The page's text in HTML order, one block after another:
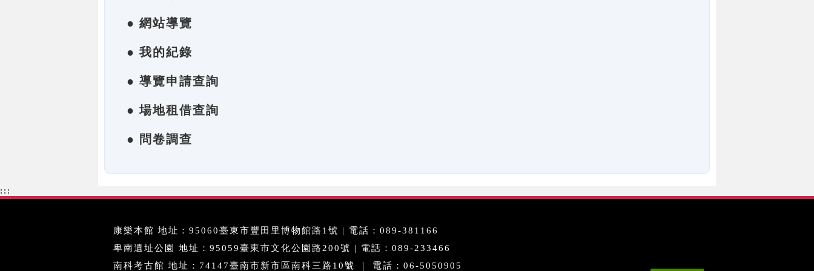
● 網站導覽
● 我的紀錄
● 導覽申請查詢
● 場地租借查詢
● 問卷調查
:::
康樂本館 地址：95060臺東市豐田里博物館路1號 | 電話：089-381166
卑南遺址公園 地址：95059臺東市文化公園路200號 | 電話：089-233466
南科考古館 地址：74147臺南市新市區南科三路10號 ｜ 電話：06-5050905